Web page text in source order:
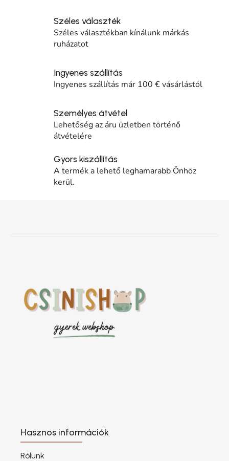
Széles választék
Széles választékban kínálunk márkás
ruházatot
Ingyenes szállítás
Ingyenes szállítás már 100 € vásárlástól
Személyes átvétel
Lehetőség az áru üzletben történő
átvételére
Gyors kiszállítás
A termék a lehető leghamarabb Önhöz
kerül.
Hasznos információk
Rólunk